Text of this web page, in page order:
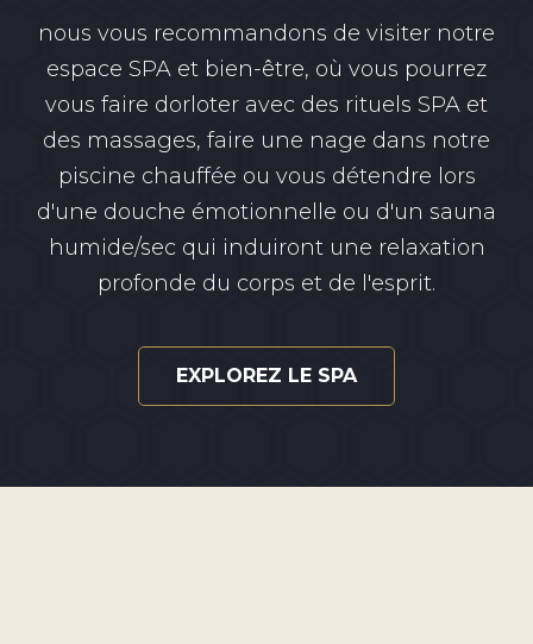
nous vous recommandons de visiter notre
espace SPA et bien-être, où vous pourrez
vous faire dorloter avec des rituels SPA et
des massages, faire une nage dans notre
piscine chauffée ou vous détendre lors
d'une douche émotionnelle ou d'un sauna
humide/sec qui induiront une relaxation
profonde du corps et de l'esprit.
EXPLOREZ LE SPA